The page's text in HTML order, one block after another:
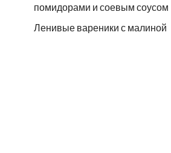
помидорами и соевым соусом
Ленивые вареники с малиной